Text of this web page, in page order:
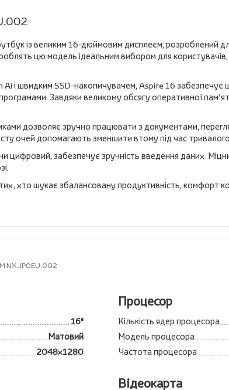
із великим 16-дюймовим дисплеєм, розроблений
цю модель ідеальним вибором для
і швидким SSD-накопичувачем, Aspire 16
Завдяки великому обсягу оперативної
дозволяє зручно працювати з документами,
очей допомагають зменшити втому під час
забезпечує зручність введення даних.
хто шукає збалансовану продуктивність, комфорт
NX.JP0EU.002
16"
Матовий
2048x1280
Процесор
Кількість ядер процесора
Модель процесора
Частота процесора
Відеокарта